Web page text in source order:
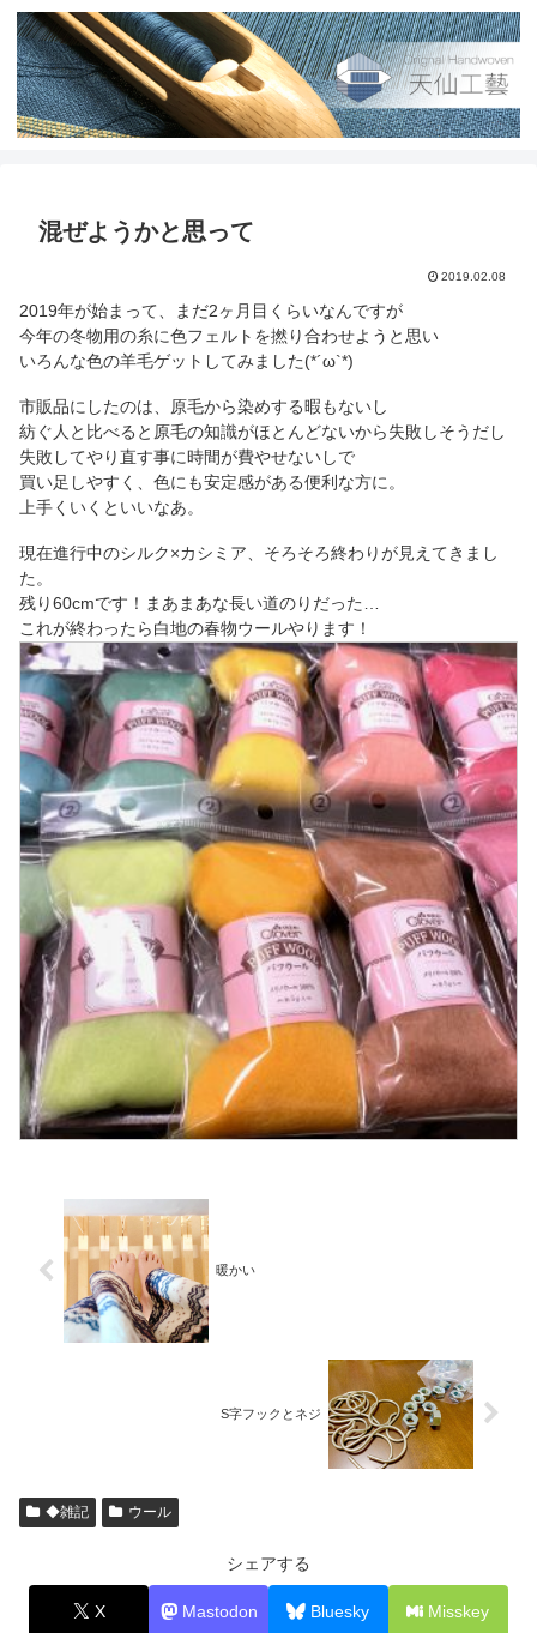
混ぜようかと思って
2019.02.08
2019年が始まって、まだ2ヶ月目くらいなんですが
今年の冬物用の糸に色フェルトを撚り合わせようと思い
いろんな色の羊毛ゲットしてみました(*´ω`*)
市販品にしたのは、原毛から染めする暇もないし
紡ぐ人と比べると原毛の知識がほとんどないから失敗しそうだし
失敗してやり直す事に時間が費やせないしで
買い足しやすく、色にも安定感がある便利な方に。
上手くいくといいなあ。
現在進行中のシルク×カシミア、そろそろ終わりが見えてきまし
た。
残り60cmです！まあまあな長い道のりだった…
これが終わったら白地の春物ウールやります！
暖かい
S字フックとネジ
◆雑記 ウール
シェアする
X Mastodon Bluesky Misskey